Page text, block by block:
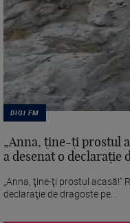
DIGI FM
„Anna, ţine-ţi prostul
a desenat o declaraţie
„Anna, ţine-ţi prostul acasă!"
declaraţie de dragoste pe...